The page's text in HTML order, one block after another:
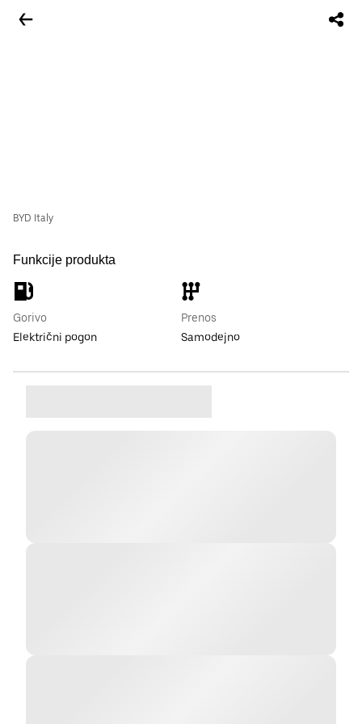
BYD Italy
Funkcije produkta
Gorivo
Električni pogon
Prenos
Samodejno